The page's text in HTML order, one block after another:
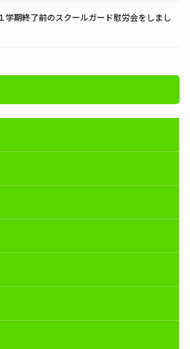
学期終了前のスクールガード慰労会をしまし